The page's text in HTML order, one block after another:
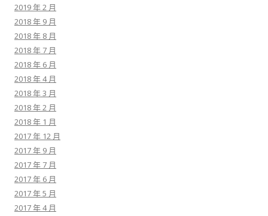
2019 年 2 月
2018 年 9 月
2018 年 8 月
2018 年 7 月
2018 年 6 月
2018 年 4 月
2018 年 3 月
2018 年 2 月
2018 年 1 月
2017 年 12 月
2017 年 9 月
2017 年 7 月
2017 年 6 月
2017 年 5 月
2017 年 4 月